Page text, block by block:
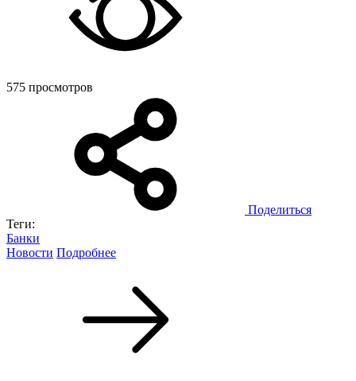
575 просмотров
Поделиться
Теги:
Банки
Новости Подробнее